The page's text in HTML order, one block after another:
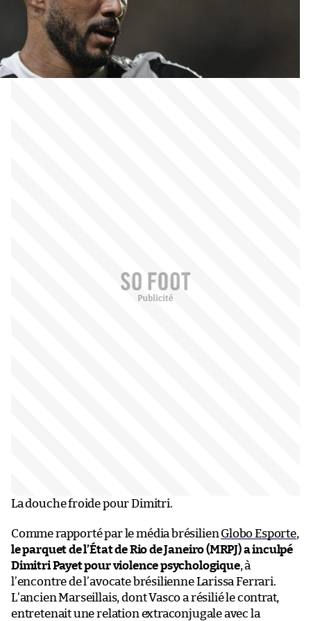
La douche froide pour Dimitri.
Comme rapporté par le média brésilien Globo Esporte,
le parquet de l’État de Rio de Janeiro (MRPJ) a inculpé
Dimitri Payet pour violence psychologique, à
l’encontre de l’avocate brésilienne Larissa Ferrari.
L’ancien Marseillais, dont Vasco a résilié le contrat,
entretenait une relation extraconjugale avec la